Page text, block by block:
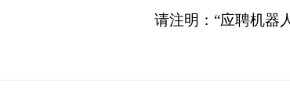
请注明：“应聘机器